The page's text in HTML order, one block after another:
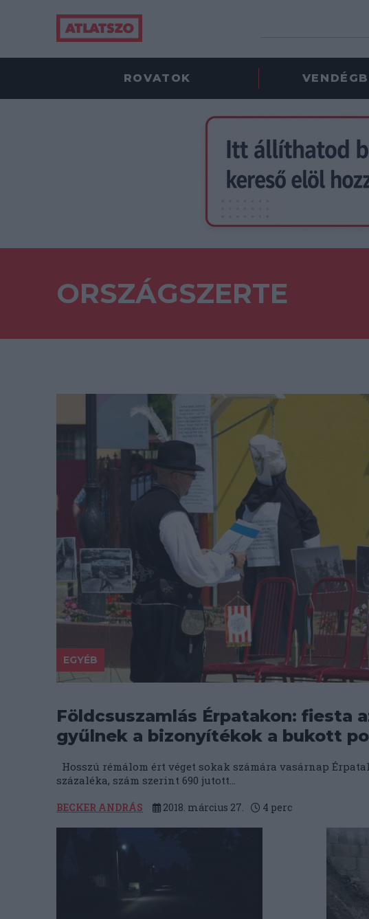
ROVATOK
ORSZÁGSZERTE
EGYÉB
Földcsuszamlás Érpatakon: fiesta
gyűlnek a bizonyítékok a bukott
Hosszú rémálom ért véget sokak számára vasárnap
százaléka, szám szerint 690 jutott...
BECKER ANDRÁS 2018. március 27. 4 perc